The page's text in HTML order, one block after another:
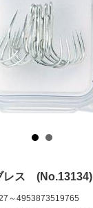
レス (No.13134)
～4953873519765